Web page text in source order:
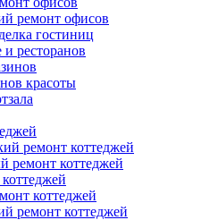
ремонт офисов
гостиниц
ресторанов
красоты
ремонт коттеджей
ремонт коттеджей
коттеджей
ремонт коттеджей